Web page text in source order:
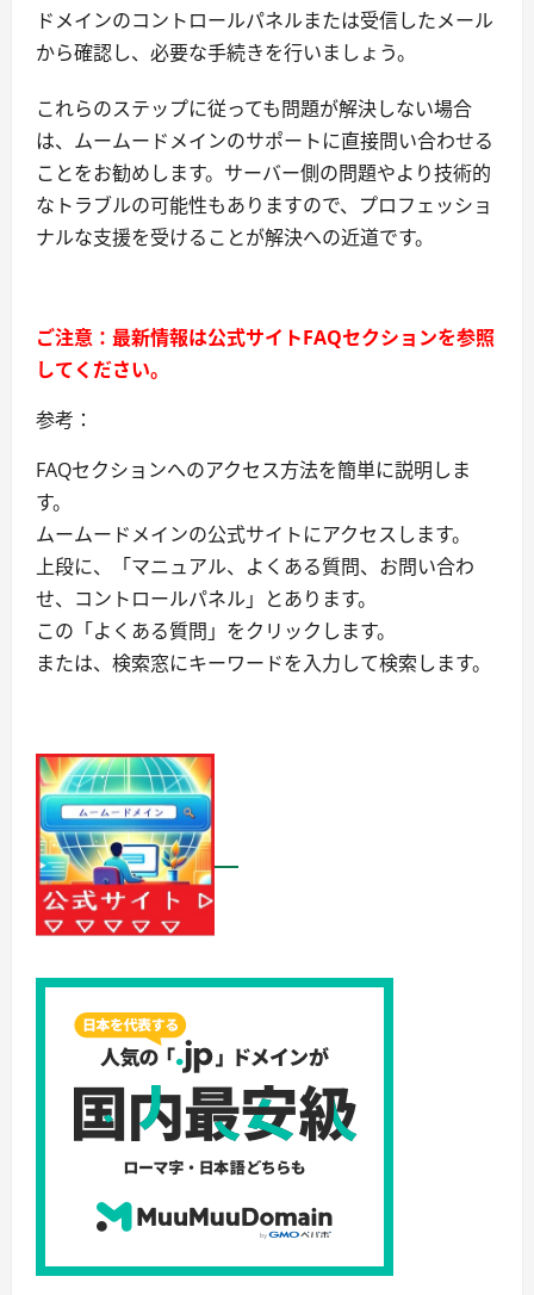
ドメインのコントロールパネルまたは受信したメール
から確認し、必要な手続きを行いましょう。
これらのステップに従っても問題が解決しない場合
は、ムームードメインのサポートに直接問い合わせる
ことをお勧めします。サーバー側の問題やより技術的
なトラブルの可能性もありますので、プロフェッショ
ナルな支援を受けることが解決への近道です。
ご注意：最新情報は公式サイトFAQセクションを参照
してください。
参考：
FAQセクションへのアクセス方法を簡単に説明しま
す。
ムームードメインの公式サイトにアクセスします。
上段に、「マニュアル、よくある質問、お問い合わ
せ、コントロールパネル」とあります。
この「よくある質問」をクリックします。
または、検索窓にキーワードを入力して検索します。